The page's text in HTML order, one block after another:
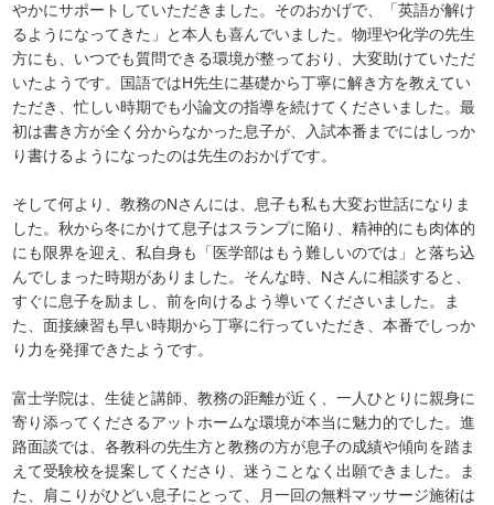
やかにサポートしていただきました。そのおかげで、「英語が解け
るようになってきた」と本人も喜んでいました。物理や化学の先生
方にも、いつでも質問できる環境が整っており、大変助けていただ
いたようです。国語ではH先生に基礎から丁寧に解き方を教えてい
ただき、忙しい時期でも小論文の指導を続けてくださいました。最
初は書き方が全く分からなかった息子が、入試本番までにはしっか
り書けるようになったのは先生のおかげです。
そして何より、教務のNさんには、息子も私も大変お世話になりま
した。秋から冬にかけて息子はスランプに陥り、精神的にも肉体的
にも限界を迎え、私自身も「医学部はもう難しいのでは」と落ち込
んでしまった時期がありました。そんな時、Nさんに相談すると、
すぐに息子を励まし、前を向けるよう導いてくださいました。ま
た、面接練習も早い時期から丁寧に行っていただき、本番でしっか
り力を発揮できたようです。
富士学院は、生徒と講師、教務の距離が近く、一人ひとりに親身に
寄り添ってくださるアットホームな環境が本当に魅力的でした。進
路面談では、各教科の先生方と教務の方が息子の成績や傾向を踏ま
えて受験校を提案してくださり、迷うことなく出願できました。ま
た、肩こりがひどい息子にとって、月一回の無料マッサージ施術は